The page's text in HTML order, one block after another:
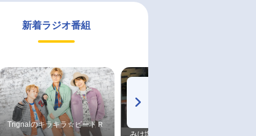
新着ラジオ番組
Trignalのキラキラ☆ビートＲ
みは塩だけ